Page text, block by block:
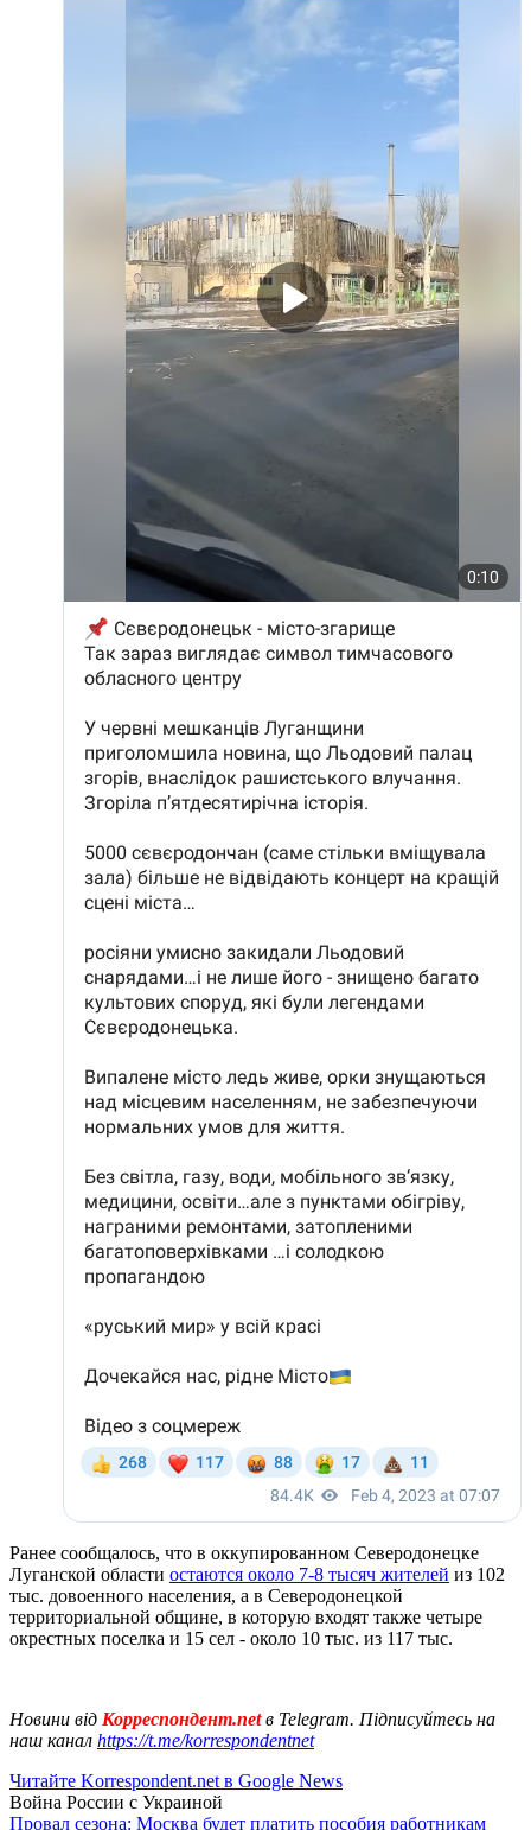
Ранее сообщалось, что в оккупированном Северодонецке
Луганской области остаются около 7-8 тысяч жителей из 102
тыс. довоенного населения, а в Северодонецкой
территориальной общине, в которую входят также четыре
окрестных поселка и 15 сел - около 10 тыс. из 117 тыс.
Новини від Корреспондент.netв Telegram. Підписуйтесь на
наш канал https://t.me/korrespondentnet
Читайте Korrespondent.net в Google News
Война России с Украиной
Провал сезона: Москва будет платить пособия работникам